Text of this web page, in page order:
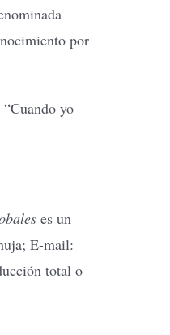
por
yo
es un
E-mail:
total o